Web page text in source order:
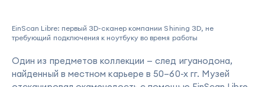
EinScan Libre: первый 3D-сканер компании Shining 3D, не
требующий подключения к ноутбуку во время работы
Один из предметов коллекции — след игуанодона,
найденный в местном карьере в 50–60-х гг. Музей